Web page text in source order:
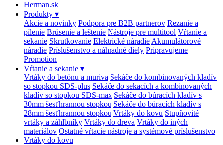
Herman.sk
Produkty ▾
Akcie a novinky Podpora pre B2B partnerov Rezanie a
pílenie Brúsenie a leštenie Nástroje pre multitool Vŕtanie a
sekanie Skrutkovanie Elektrické náradie Akumulátorové
náradie Príslušenstvo a náhradné diely Pripravujeme
Promotion
Vŕtanie a sekanie ▾
Vrtáky do betónu a muriva Sekáče do kombinovaných kladív
so stopkou SDS-plus Sekáče do sekacích a kombinovaných
kladív so stopkou SDS-max Sekáče do búracích kladív s
30mm šesťhrannou stopkou Sekáče do búracích kladív s
28mm šesťhrannou stopkou Vrtáky do kovu Stupňovité
vrtáky a záhlbníky Vrtáky do dreva Vrtáky do iných
materiálov Ostatné vŕtacie nástroje a systémové príslušenstvo
Vrtáky do kovu